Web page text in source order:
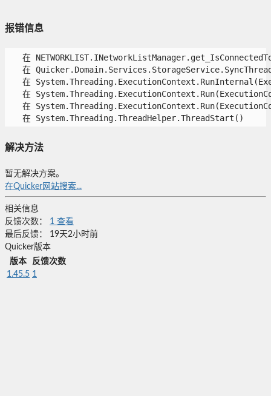
报错信息
在
在
在
在
在
   在 System.Threading.ThreadHelper.ThreadStart()
解决方法
暂无解决方案。
在Quicker网站搜索...
相关信息
反馈次数：
1 查看
最后反馈：
19天2小时前
Quicker版本
版本
反馈次数
1.45.5 1